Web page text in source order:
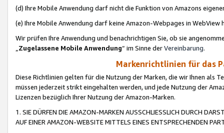
(d) Ihre Mobile Anwendung darf nicht die Funktion von Amazons
(e) Ihre Mobile Anwendung darf keine Amazon-Webpages in WebView
Wir prüfen Ihre Anwendung und benachrichtigen Sie, ob sie
„Zugelassene Mobile Anwendung“ im Sinne derVereinbarung.
Markenrichtlinien für das
Diese Richtlinien gelten für die Nutzung der Marken, die wir Ihnen als
müssen jederzeit strikt eingehalten werden, und jede Nutzung der
Lizenzen bezüglich Ihrer Nutzung der Amazon-Marken.
1. SIE DÜRFEN DIE AMAZON-MARKEN AUSSCHLIESSLICH DURCH
AUF EINER AMAZON-WEBSITE MITTELS EINES ENTSPRECHENDEN